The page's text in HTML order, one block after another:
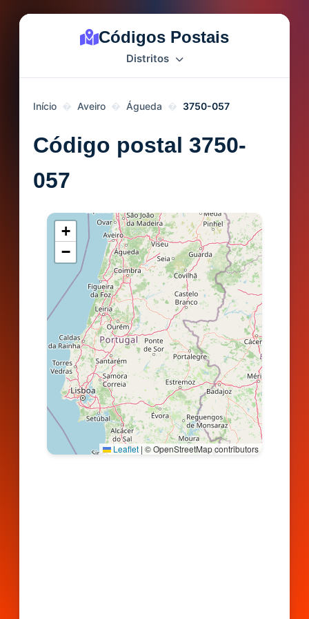
Códigos Postais
Distritos
Início Aveiro Águeda 3750-057
Código postal 3750-
057
+
−
Leaflet | © OpenStreetMap contributors